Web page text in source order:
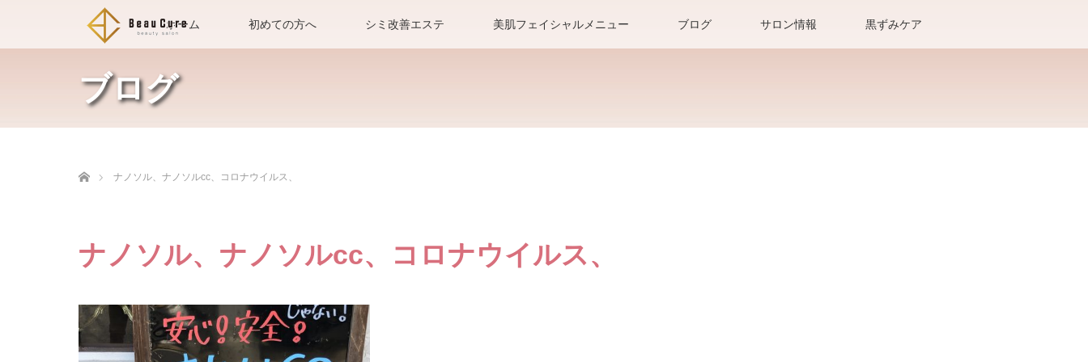
ホーム 初めての方へ シミ改善エステ 美肌フェイシャルメニュー ブログ サロン情報 黒ずみケア
ブログ
ナノソル、ナノソルcc、コロナウイルス、
ナノソル、ナノソルcc、コロナウイルス、